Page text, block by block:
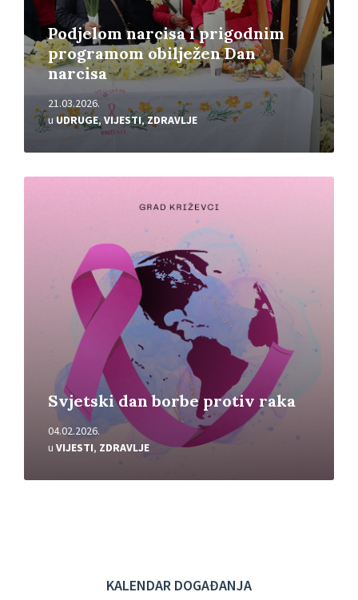
Podjelom narcisa i prigodnim
programom obilježen Dan
narcisa
21.03.2026.
u UDRUGE, VIJESTI,ZDRAVLJE
Svjetski dan borbe protiv raka
04.02.2026.
u VIJESTI, ZDRAVLJE
Pročitajte
KALENDAR DOGAĐANJA